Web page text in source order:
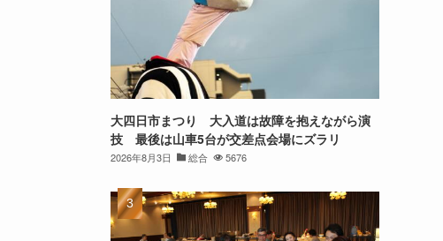
大四日市まつり 大入道は故障を抱えながら演
技 最後は山車5台が交差点会場にズラリ
2026年8月3日 総合 5676